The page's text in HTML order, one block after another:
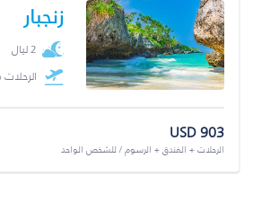
زنجبار
2 ليال
USD 903
الرحلات + الفندق + الرسوم / للشخص الواحد